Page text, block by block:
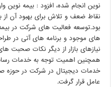
نوین انجام شده، افزود : بیمه
نقاط ضعف و تلاش برای بهبود آن
بود.توسعه فعالیت های شرکت در
های موجود و برنامه های آتی در
نیازهای بازار از دیگر نکات صحبت
همچنین اهمیت توجه به خدمات
خدمات دیجیتال در شرکت در حوزه
عامل قرار گرفت.